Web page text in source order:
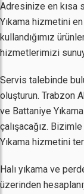
Adresinize en kısa
Yıkama hizmetini
kullandığımız
hizmetlerimizi
Servis talebinde
oluşturun. Trabzon
ve Battaniye
çalışacağız.
Yıkama hizmetini
Halı yıkama ve
üzerinden